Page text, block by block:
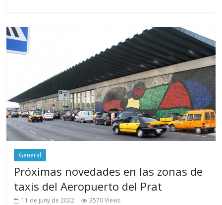
General
Próximas novedades en las zonas de
taxis del Aeropuerto del Prat
11 de juny de 2022 3570 Views